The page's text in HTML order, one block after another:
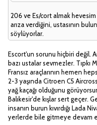
206 ve Es/cort almak
arıza verdiğini, ustasının
söylüyorlar.
Escort'un sorunu hiçbiri değil.
bazı ustalar sevmezler. Tıpkı
Fransız araçlarının hemen
2-3 yaşında Citroen C5
yağ kaçağı olduğunu
Balıkesir'de kışlar sert geçer.
insanın burun kıvırdığı Lada
yerlerde bile gitmeye devam